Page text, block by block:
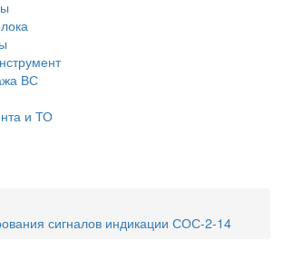
ВС
и ТО
сигналов индикации СОС-2-14